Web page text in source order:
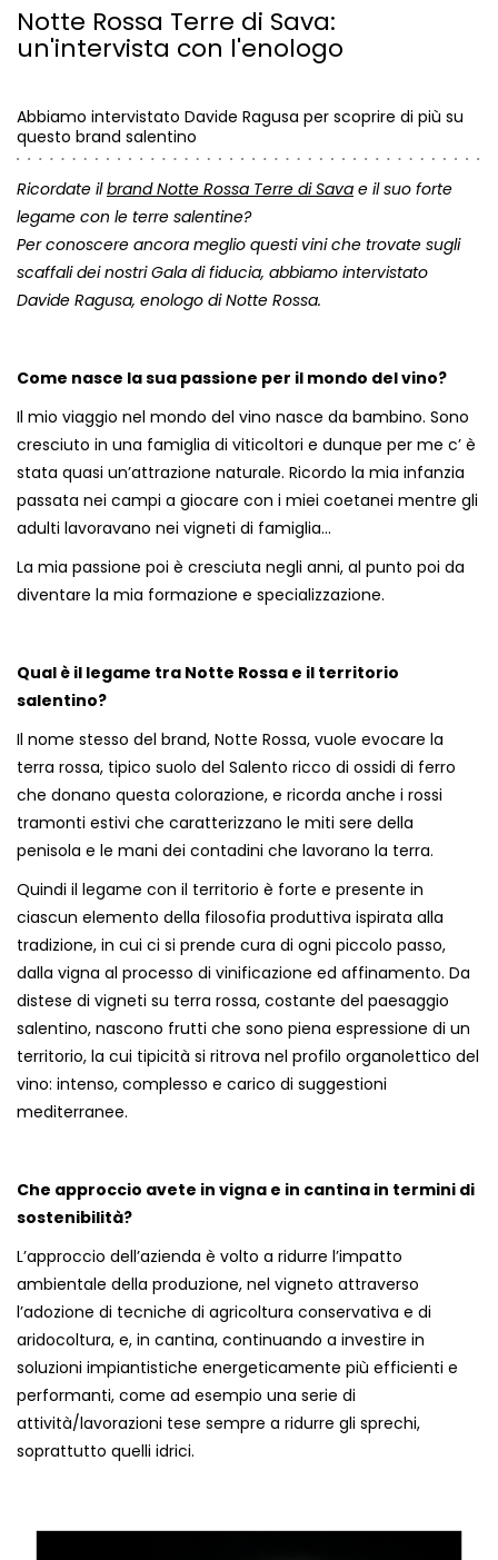
Notte Rossa Terre di Sava:
un'intervista con l'enologo
Abbiamo intervistato Davide Ragusa per scoprire di più su
questo brand salentino
Ricordate ilbrand Notte Rossa Terre di Sava e il suo forte
legame con le terre salentine?
Per conoscere ancora meglio questi vini che trovate sugli
scaffali dei nostri Gala di fiducia, abbiamo intervistato
Davide Ragusa, enologo di Notte Rossa.
Come nasce la sua passione per il mondo del vino?
Il mio viaggio nel mondo del vino nasce da bambino. Sono
cresciuto in una famiglia di viticoltori e dunque per me c’ è
stata quasi un’attrazione naturale. Ricordo la mia infanzia
passata nei campi a giocare con i miei coetanei mentre gli
adulti lavoravano nei vigneti di famiglia…
La mia passione poi è cresciuta negli anni, al punto poi da
diventare la mia formazione e specializzazione.
Qual è il legame tra Notte Rossa e il territorio
salentino?
Il nome stesso del brand, Notte Rossa, vuole evocare la
terra rossa, tipico suolo del Salento ricco di ossidi di ferro
che donano questa colorazione, e ricorda anche i rossi
tramonti estivi che caratterizzano le miti sere della
penisola e le mani dei contadini che lavorano la terra.
Quindi il legame con il territorio è forte e presente in
ciascun elemento della filosofia produttiva ispirata alla
tradizione, in cui ci si prende cura di ogni piccolo passo,
dalla vigna al processo di vinificazione ed affinamento. Da
distese di vigneti su terra rossa, costante del paesaggio
salentino, nascono frutti che sono piena espressione di un
territorio, la cui tipicità si ritrova nel profilo organolettico del
vino: intenso, complesso e carico di suggestioni
mediterranee.
Che approccio avete in vigna e in cantina in termini di
sostenibilità?
L’approccio dell’azienda è volto a ridurre l’impatto
ambientale della produzione, nel vigneto attraverso
l’adozione di tecniche di agricoltura conservativa e di
aridocoltura, e, in cantina, continuando a investire in
soluzioni impiantistiche energeticamente più efficienti e
performanti, come ad esempio una serie di
attività/lavorazioni tese sempre a ridurre gli sprechi,
soprattutto quelli idrici.